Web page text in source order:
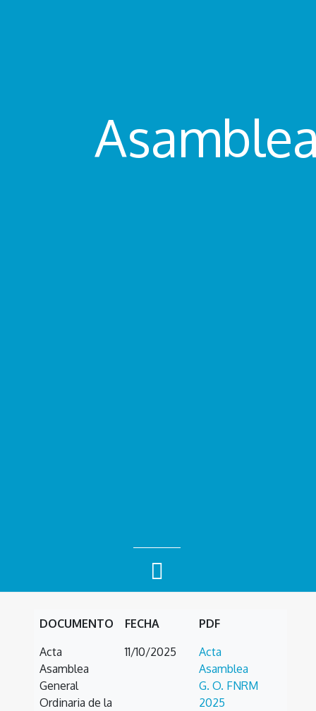
DOCUMENTO FECHA
PDF
Acta
Asamblea
General
Ordinaria de la
11/10/2025
Acta
Asamblea
G. O. FNRM
2025